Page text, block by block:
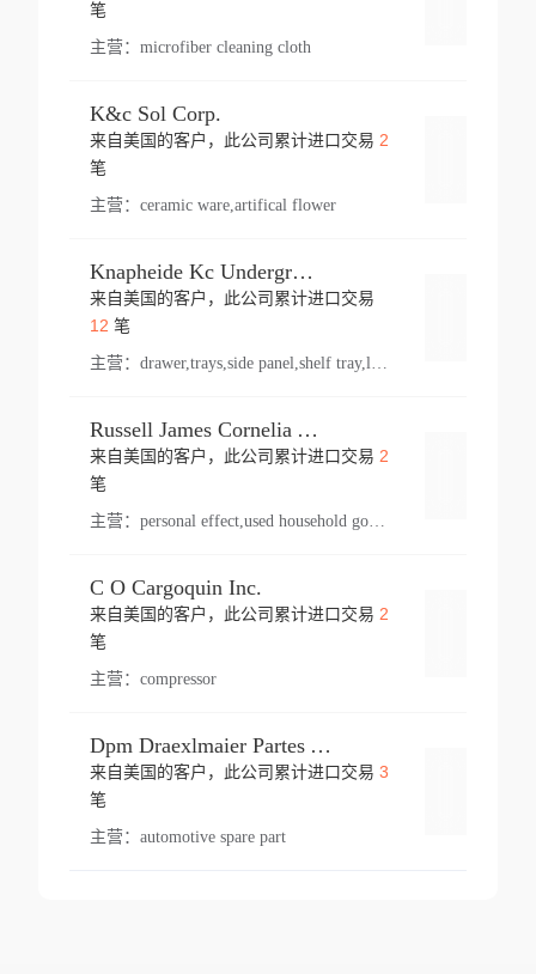
笔
主营： microfiber cleaning cloth
K&c Sol Corp.
来自美国的客户，此公司累计进口交易 2
笔
主营： ceramic ware,artifical flower
Knapheide Kc Underground
来自美国的客户，此公司累计进口交易
12 笔
主营：
Russell James Cornelia Arlington Va
来自美国的客户，此公司累计进口交易 2
笔
主营： personal effect,used household goods
C O Cargoquin Inc.
来自美国的客户，此公司累计进口交易 2
笔
主营： compressor
Dpm Draexlmaier Partes Automotrices Corr Ind Huejotzingo
来自美国的客户，此公司累计进口交易 3
笔
主营： automotive spare part